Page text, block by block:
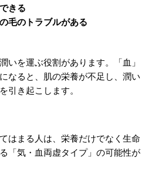
きる
毛のトラブルがある
いを運ぶ役割があります。「血」
なると、肌の栄養が不足し、潤い
引き起こします。
はまる人は、栄養だけでなく生命
「気・血両虚タイプ」の可能性が